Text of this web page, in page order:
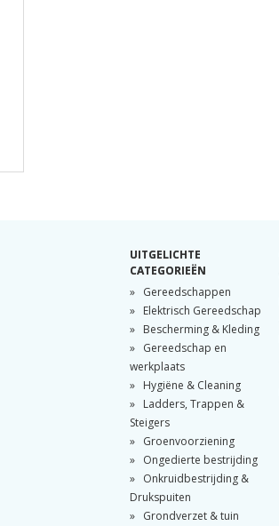
UITGELICHTE
CATEGORIEËN
Gereedschappen
Elektrisch Gereedschap
Bescherming & Kleding
Gereedschap en
werkplaats
Hygiëne & Cleaning
Ladders, Trappen &
Steigers
Groenvoorziening
Ongedierte bestrijding
Onkruidbestrijding &
Drukspuiten
Grondverzet & tuin